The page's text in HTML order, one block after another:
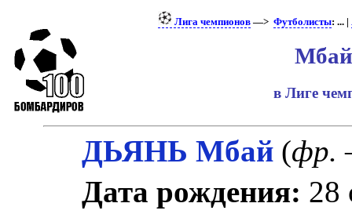
Лига чемпионов—> Футболисты: ... |
в Лиге
ДЬЯНЬ Мбай (фр.
Дата рождения: 28